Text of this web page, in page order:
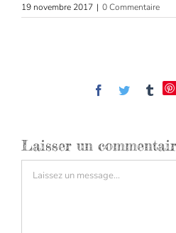
19 novembre 2017 | 0 Commentaire
Facebook
Twitter
Laisser un